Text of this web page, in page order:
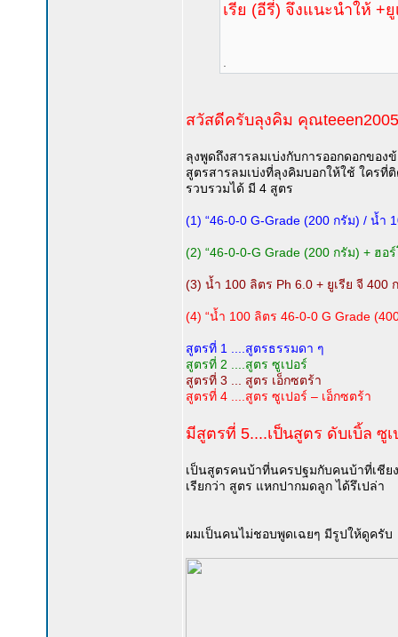
เรีย (อีรี่) จึงแนะนำให้ +
สวัสดีครับลุงคิม คุณ
ลุงพูดถึงสารลมเบ่งกับการออกดอกของ
สูตรสารลมเบ่งที่ลุงคิมบอกให้ใช้ ใครที่
รวบรวมได้ มี 4 สูตร
(1) “46-0-0 G-Grade (200 กรัม) / น้ำ
(2) “46-0-0-G Grade (200 กรัม) + ฮ
(3) น้ำ 100 ลิตร Ph 6.0 + ยูเรีย จี
(4) “น้ำ 100 ลิตร 46-0-0 G Grade
สูตรที่ 1 ....สูตรธรรมดา ๆ
สูตรที่ 2 ....สูตร ซูเปอร์
สูตรที่ 3 ... สูตร เอ็กซตร้า
สูตรที่ 4 ....สูตร ซูเปอร์ – เอ็กซตร้า
มีสูตรที่ 5....เป็นสูตร ดับเบิ้ล ซู
เป็นสูตรคนบ้าที่นครปฐมกับคนบ้าที่เชีย
เรียกว่า สูตร แหกปากมดลูก ได้รึเปล่า
ผมเป็นคนไม่ชอบพูดเฉยๆ มีรูปให้ดูครับ